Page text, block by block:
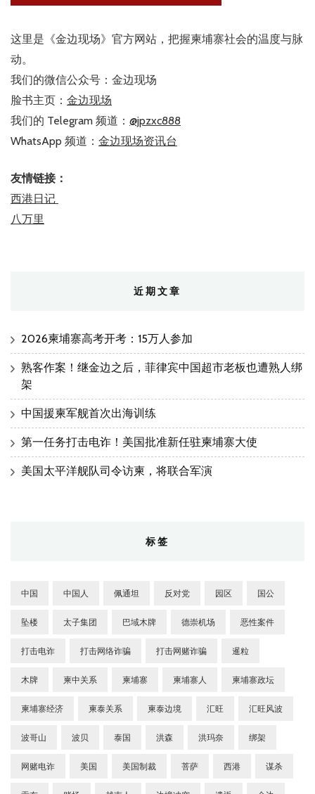
这里是《金边现场》官方网站，把握柬埔寨社会的温度与脉
动。
我们的微信公众号：金边现场
脸书主页： 金边现场
我们的 Telegram 频道： @jpzxc888
WhatsApp 频道： 金边现场资讯台
友情链接：
西港日记
八万里
近期文章
2026柬埔寨高考开考：15万人参加
熟客作案！继金边之后，菲律宾中国超市老板也遭熟人绑
架
中国援柬军舰首次出海训练
第一任务打击电诈！美国批准新任驻柬埔寨大使
美国太平洋舰队司令访柬，将联合军演
标签
中国 中国人 佩通坦 反对党 园区 国公
坠楼 太子集团 巴域木牌 德崇机场 恶性案件
打击电诈 打击网络诈骗 打击网赌诈骗 暹粒
木牌 柬中关系 柬埔寨 柬埔寨人 柬埔寨政坛
柬埔寨经济 柬泰关系 柬泰边境 汇旺 汇旺风波
波哥山 波贝 泰国 洪森 洪玛奈 绑架
网赌电诈 美国 美国制裁 菩萨 西港 谋杀